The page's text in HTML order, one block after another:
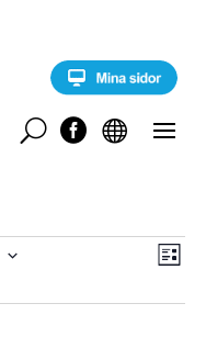


U
V
Y
E
v
n
L
s